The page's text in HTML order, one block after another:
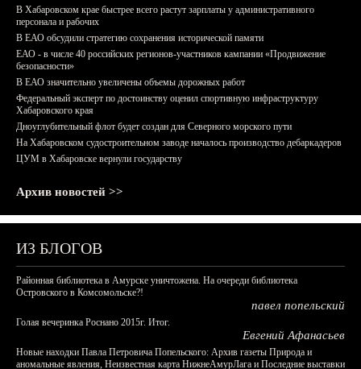
В Хабаровском крае быстрее всего растут зарплаты у административного
персонала и рабочих
В ЕАО обсудили стратегию сохранения исторической памяти
ЕАО - в числе 40 российских регионов-участников кампании «Продвижение
безопасности»
В ЕАО значительно увеличены объемы дорожных работ
Федеральный эксперт по достоинству оценил спортивную инфраструктуру
Хабаровского края
Дноуглубительный флот будет создан для Северного морского пути
На Хабаровском судостроительном заводе началось производство дебаркадеров
ЦУМ в Хабаровске вернули государству
Архив новостей >>
ИЗ БЛОГОВ
Районная библиотека в Амурске уничтожена. На очереди библиотека
Островского в Комсомольске?!
павел попельский
Голая вечеринка Роснано 2015г. Итог.
Евгений Афанасьев
Новые находки Павла Петровича Попельского: Архив газеты Природа и
аномальные явления, Неизвестная карта НижнеАмурЛага и Последние выставки